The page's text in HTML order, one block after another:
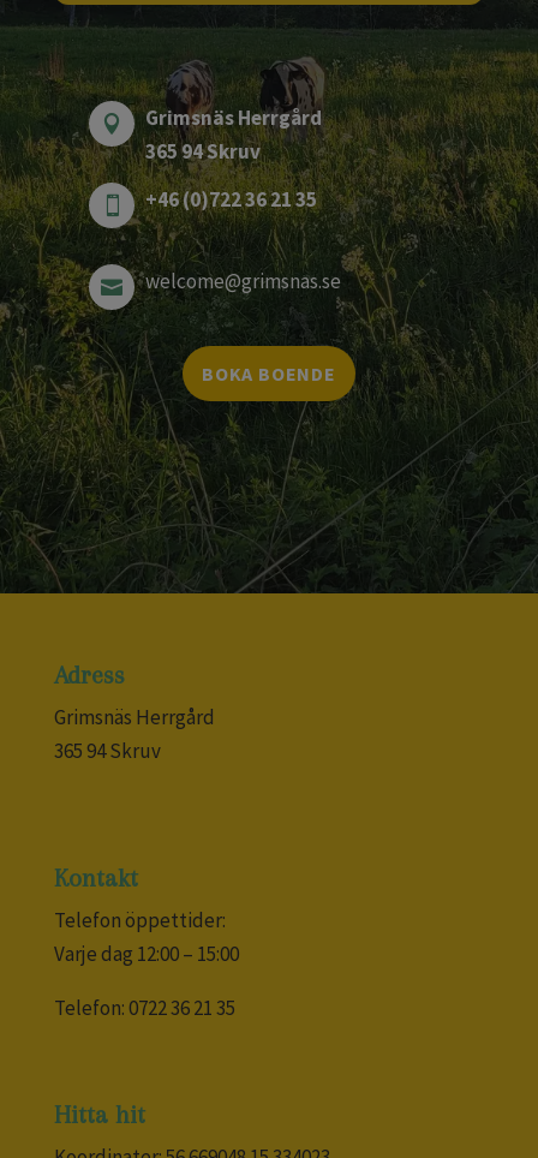

Grimsnäs Herrgård
365 94 Skruv
 +46 (0)722 36 21 35
 welcome@grimsnas.se
BOKA BOENDE
Adress
Grimsnäs Herrgård
365 94 Skruv
Kontakt
Telefon öppettider:
Varje dag 12:00 – 15:00
Telefon: 0722 36 21 35
Hitta hit